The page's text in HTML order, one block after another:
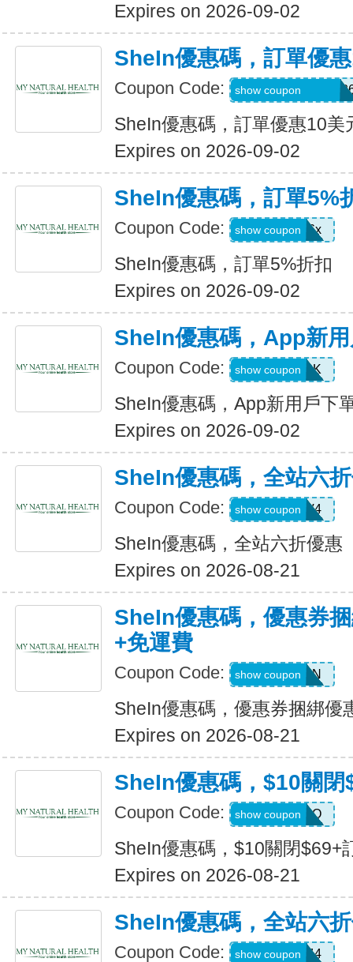
Expires on 2026-09-02
SheIn優惠碼，訂單優
Coupon Code: show coupon
SheIn優惠碼，訂單優惠10美
Expires on 2026-09-02
SheIn優惠碼，訂單5%
Coupon Code: stb4t5u06x
show coupon
SheIn優惠碼，訂單5%折扣
Expires on 2026-09-02
SheIn優惠碼，App新
Coupon Code: 4WM786K
show coupon
SheIn優惠碼，App新用戶下
Expires on 2026-09-02
SheIn優惠碼，全站六
Coupon Code: LS8V4
show coupon
SheIn優惠碼，全站六折優惠
Expires on 2026-08-21
SheIn優惠碼，優惠券
+免運費
Coupon Code: Q82333N
show coupon
SheIn優惠碼，優惠券捆綁優
Expires on 2026-08-21
SheIn優惠碼，$10關閉
Coupon Code: HELLO
show coupon
SheIn優惠碼，$10關閉$69+
Expires on 2026-08-21
SheIn優惠碼，全站六
Coupon Code: V3A44
show coupon